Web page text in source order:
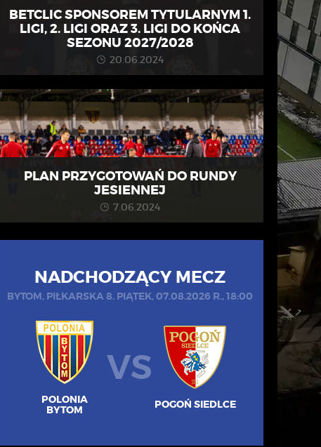
BETCLIC SPONSOREM TYTULARNYM 1.
LIGI, 2. LIGI ORAZ 3. LIGI DO KOŃCA
SEZONU 2027/2028
20.06.2024
PLAN PRZYGOTOWAŃ DO RUNDY
JESIENNEJ
7.06.2024
NADCHODZĄCY MECZ
BYTOM, PIŁKARSKA 8. PIĄTEK, 07.08.2026 R., 18:00
POLONIA
BYTOM
VS
POGOŃ SIEDLCE